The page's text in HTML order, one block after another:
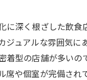
に深く根ざした飲
ジュアルな雰囲気に
着型の店舗が多い
席や個室が完備さ